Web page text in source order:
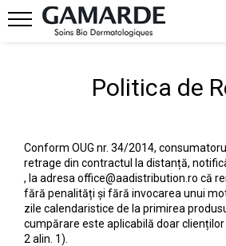
Press Age Antirid
Calmare
Dermo solide
Cica Repair
Curățare și demachiere
Ten sensibil - iritat - alergic
Ten normal deshidratat
Ten uscat și descuamat
Ten matur cu riduri
Scalp și păr
Mâini și picioare
Deodorante
Loțiuni de corp
Îngrijire corp
Politica de
Conform OUG nr. 34/2014,
retrage din contractul la distanță,
, la adresa office@aadistribution.ro că
fără penalități și fără invocarea unui
zile calendaristice de la primirea
cumpărare este aplicabilă doar
2 alin. 1).